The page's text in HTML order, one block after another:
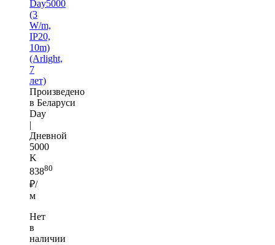
Day5000
(3
W/m,
IP20,
10m)
(Arlight,
7
лет)
Произведено
в Беларуси
Day
|
Дневной
5000
K
83880
₽/
м
Нет
в
наличии